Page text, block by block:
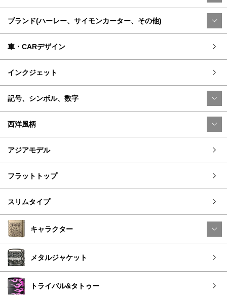
ブランド(ハーレー、サイモンカーター、その他)
車・CARデザイン
インクジェット
記号、シンボル、数字
西洋風柄
アジアモデル
フラットトップ
スリムタイプ
キャラクター
メタルジャケット
トライバル&タトゥー